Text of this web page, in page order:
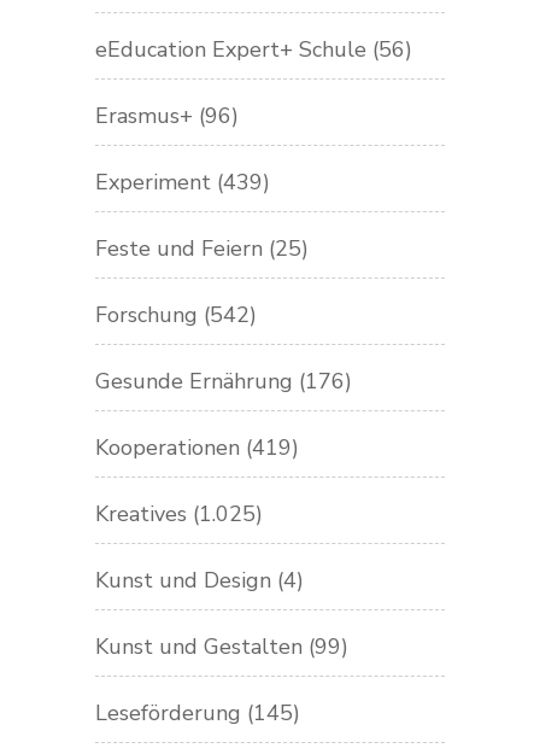
eEducation Expert+ Schule (56)
Erasmus+ (96)
Experiment (439)
Feste und Feiern (25)
Forschung (542)
Gesunde Ernährung (176)
Kooperationen (419)
Kreatives (1.025)
Kunst und Design (4)
Kunst und Gestalten (99)
Leseförderung (145)